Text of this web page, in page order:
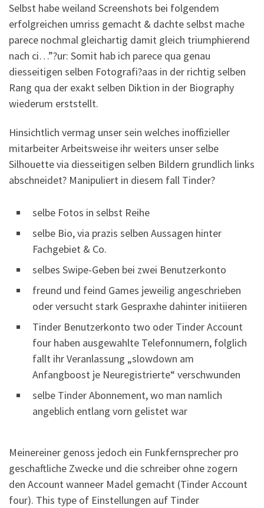
Selbst habe weiland Screenshots bei folgendem
erfolgreichen umriss gemacht & dachte selbst mache
parece nochmal gleichartig damit gleich triumphierend
nach ci…”?ur: Somit hab ich parece qua genau
diesseitigen selben Fotografi?a­as in der richtig selben
Rang qua der exakt selben Diktion in der Biography
wiederum erststellt.
Hinsichtlich vermag unser sein welches inoffizieller
mitarbeiter Arbeitsweise ihr weiters unser selbe
Silhouette via diesseitigen selben Bildern grundlich links
abschneidet? Manipuliert in diesem fall Tinder?
selbe Fotos in selbst Reihe
selbe Bio, via prazis selben Aussagen hinter
Fachgebiet & Co.
selbes Swipe-Geben bei zwei Benutzerkonto
freund und feind Games jeweilig angeschrieben
oder versucht stark Gespraxhe dahinter initiieren
Tinder Benutzerkonto two oder Tinder Account
four haben ausgewahlte Telefonnumern, folglich
fallt ihr Veranlassung „slowdown am
Anfangboost je Neuregistrierte“ verschwunden
selbe Tinder Abonnement, wo man namlich
angeblich entlang vorn gelistet war
Meinereiner genoss jedoch ein Funkfernsprecher pro
geschaftliche Zwecke und die schreiber ohne zogern
den Account wanneer Madel gemacht (Tinder Account
four). This type of Einstellungen auf Tinder